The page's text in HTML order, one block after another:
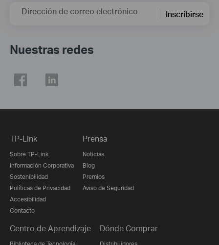
Dirección de correo electrónico Inscribirse
Nuestras redes
TP-Link
Sobre TP-Link
Información Corporativa
Sostenibilidad
Políticas de Privacidad
Accesibilidad
Contacto
Prensa
Noticias
Blog
Premios
Aviso de Seguridad
Centro de Aprendizaje Dónde Comprar